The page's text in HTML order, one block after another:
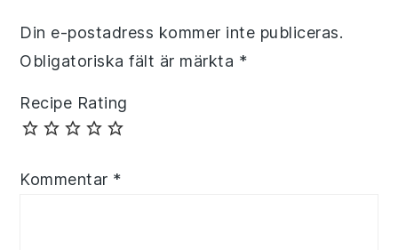
Din e-postadress kommer inte publiceras.
Obligatoriska fält är märkta *
Recipe Rating
Kommentar *